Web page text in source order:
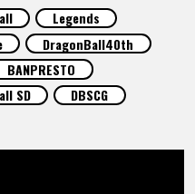
Legends
DragonBall40th
BANPRESTO
SD
DBSCG